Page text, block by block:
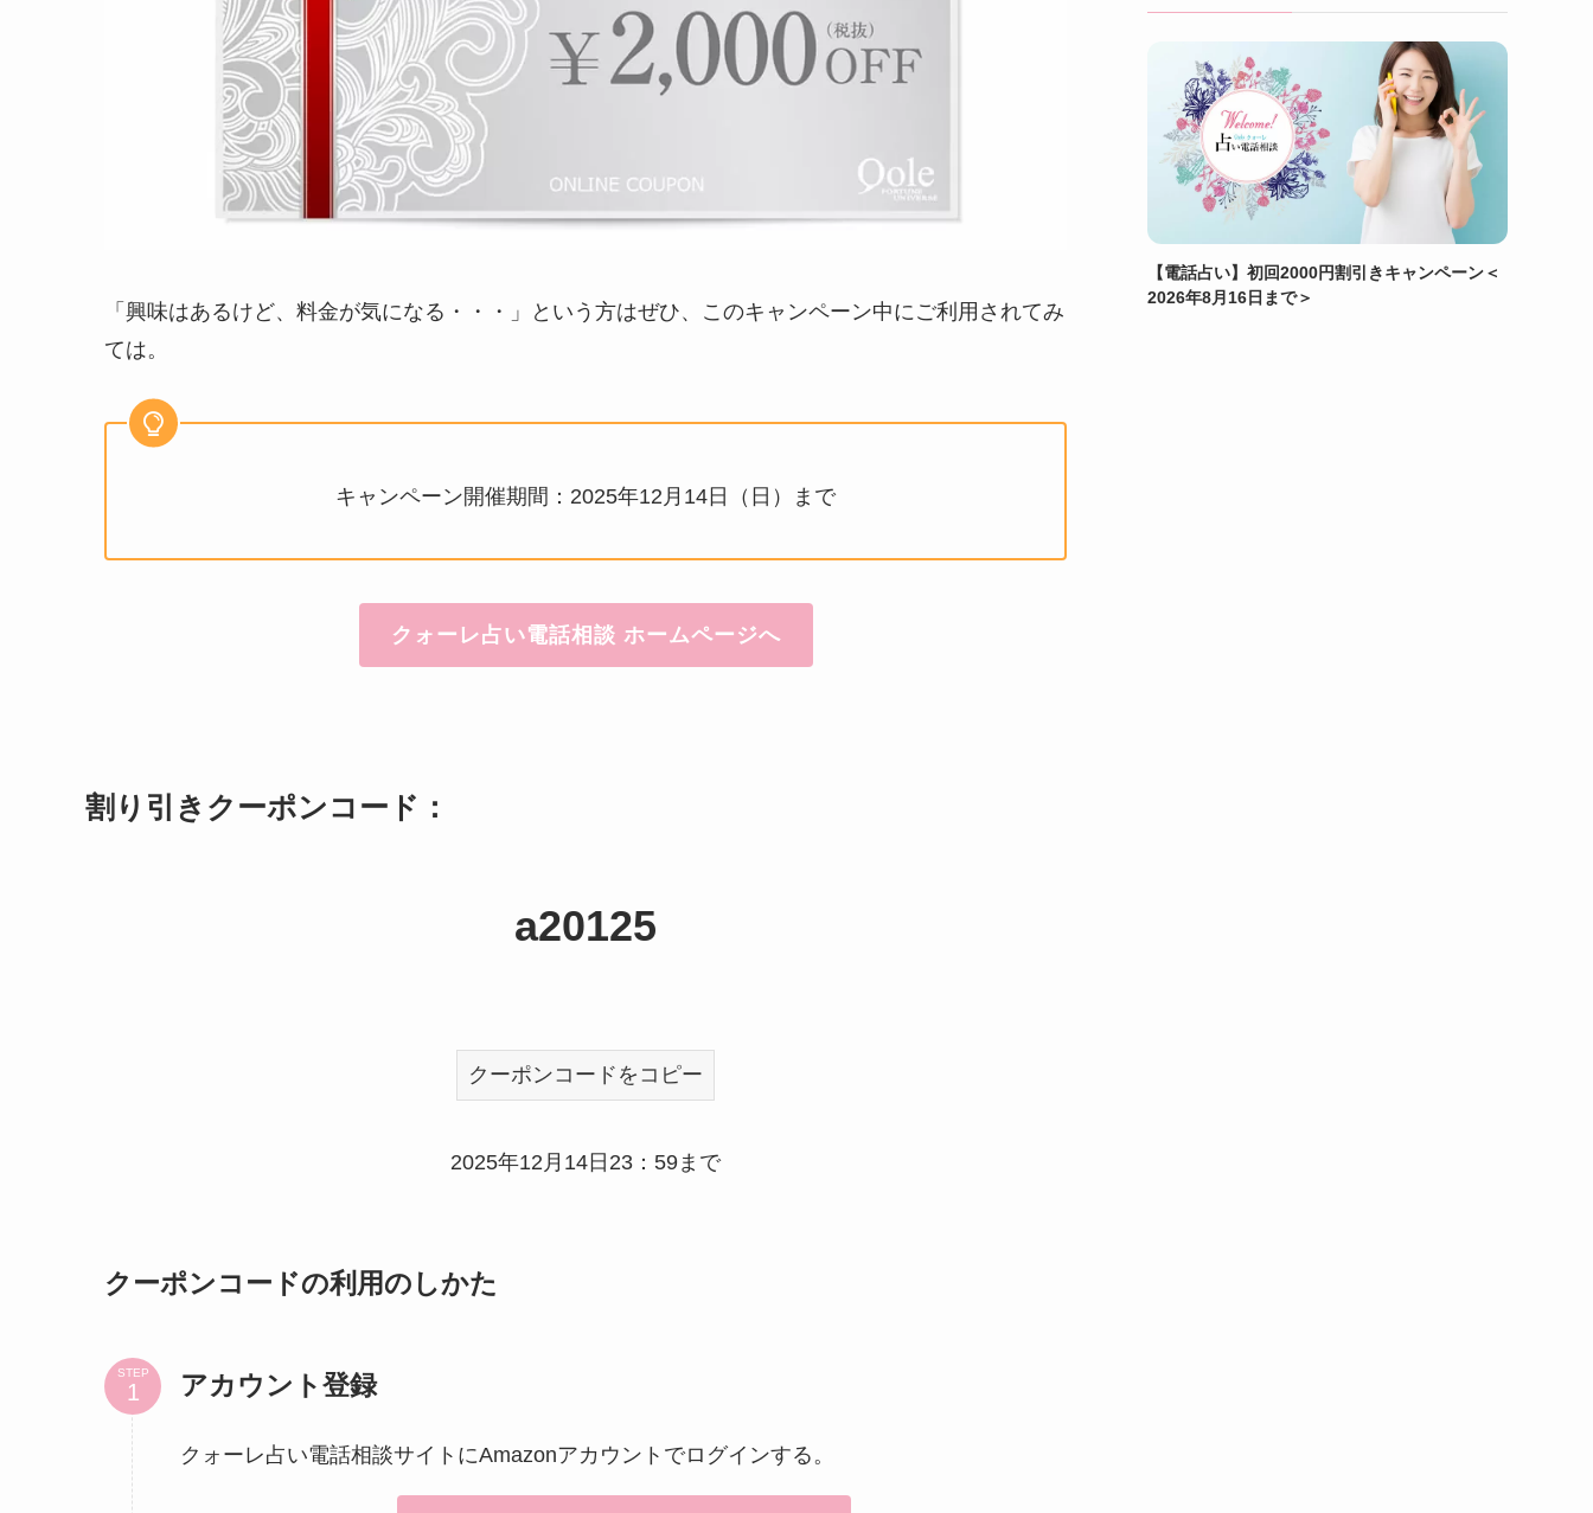
「興味はあるけど、料金が気になる・・・」という方はぜひ、このキャンペーン中にご利用されてみ
ては。
キャンペーン開催期間：2025年12月14日（日）まで
クォーレ占い電話相談 ホームページへ
割り引きクーポンコード：
a20125
クーポンコードをコピー
2025年12月14日23：59まで
クーポンコードの利用のしかた
STEP アカウント登録
クォーレ占い電話相談サイトにAmazonアカウントでログインする。
【電話占い】初回2000円割引きキャンペーン＜
2026年8月16日まで＞